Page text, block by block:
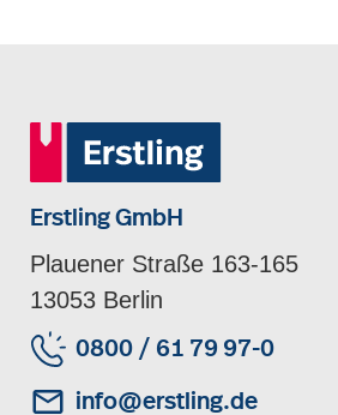
Erstling GmbH
Plauener Straße 163-165
13053 Berlin
0800 / 61 79 97-0
info@erstling.de